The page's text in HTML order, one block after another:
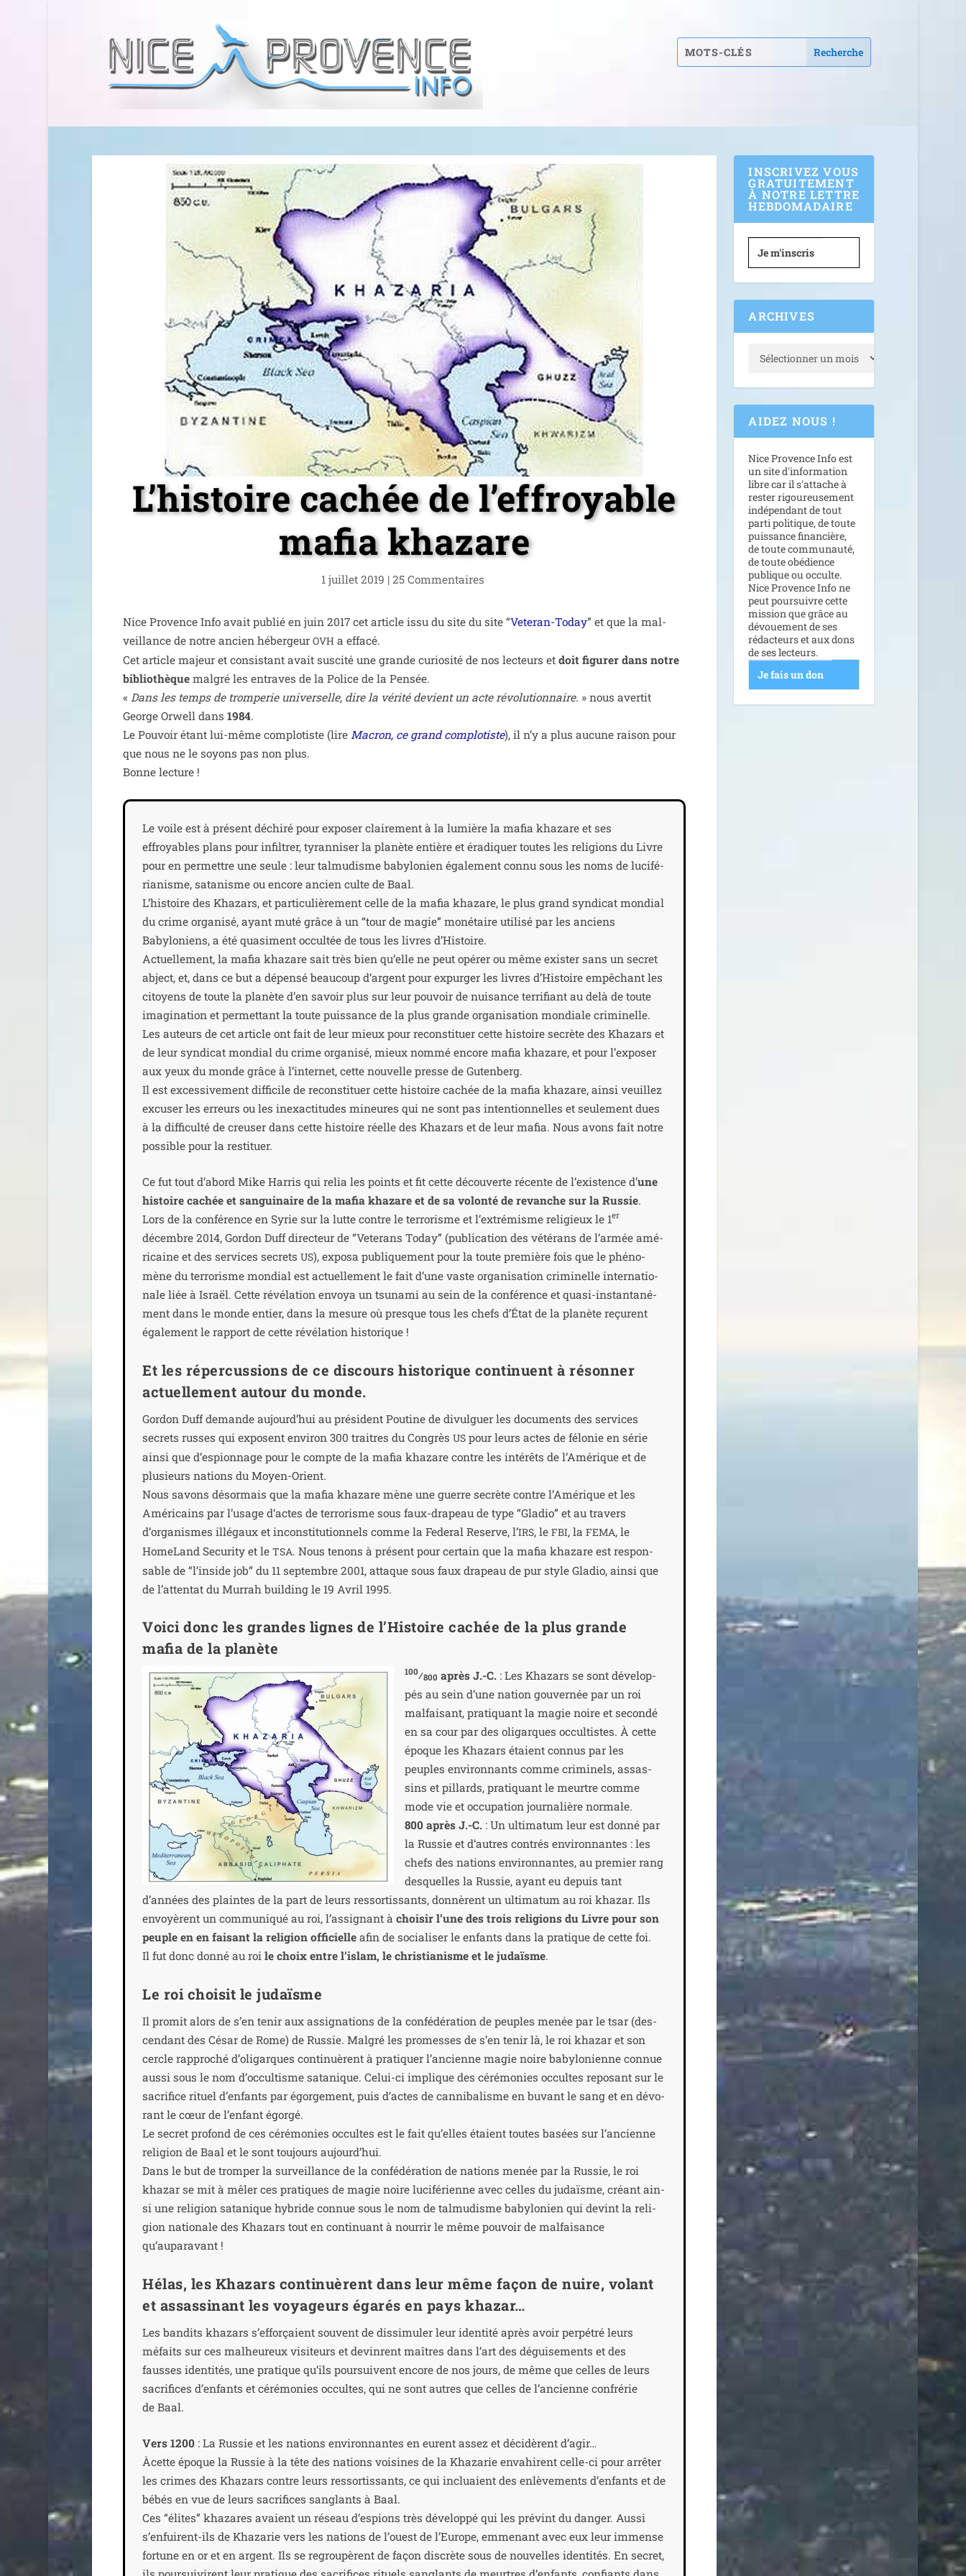
L’histoire cachée de l’effroyable
mafia khazare
1 juillet 2019 |25 Commentaires
Nice Provence Info avait publié en juin 2017 cet article issu du site du site “Veteran-Today” et que la mal­
veillance de notre ancien héber­geurOVH a effa­cé.
Cet article majeur et consis­tant avait sus­ci­té une grande curio­si­té de nos lec­teurs etdoit figu­rer dans notre
biblio­thèque mal­gré les entraves de la Police de la Pensée.
« Dans les temps de trom­pe­rie uni­ver­selle, dire la véri­té devient un acte révo­lu­tion­naire. » nous aver­tit
George Orwell dans1984.
Le Pouvoir étant lui-même com­plo­tiste (lire Macron, ce grand com­plo­tiste), il n’y a plus aucune rai­son pour
que nous ne le soyons pas non plus.
Bonne lec­ture !
Le voile est à pré­sent déchi­ré pour expo­ser clai­re­ment à la lumière la mafia kha­zare et ses
effroyables plans pour infil­trer, tyran­ni­ser la pla­nète entière et éra­di­quer toutes les reli­gions du Livre
pour en per­mettre une seule : leur tal­mu­disme baby­lo­nien éga­le­ment connu sous les noms de luci­fé­
ria­nisme, sata­nisme ou encore ancien culte de Baal.
L’histoire des Khazars, et par­ti­cu­liè­re­ment celle de la mafia kha­zare, le plus grand syn­di­cat mon­dial
du crime orga­ni­sé, ayant muté grâce à un “tour de magie” moné­taire uti­li­sé par les anciens
Babyloniens, a été qua­si­ment occul­tée de tous les livres d’Histoire.
Actuellement, la mafia kha­zare sait très bien qu’elle ne peut opé­rer ou même exis­ter sans un secret
abject, et, dans ce but a dépen­sé beau­coup d’argent pour expur­ger les livres d’Histoire empê­chant les
citoyens de toute la pla­nète d’en savoir plus sur leur pou­voir de nui­sance ter­ri­fiant au delà de toute
ima­gi­na­tion et per­met­tant la toute puis­sance de la plus grande orga­ni­sa­tion mon­diale cri­mi­nelle.
Les auteurs de cet article ont fait de leur mieux pour recons­ti­tuer cette his­toire secrète des Khazars et
de leur syn­di­cat mon­dial du crime orga­ni­sé, mieux nom­mé encore mafia kha­zare, et pour l’exposer
aux yeux du monde grâce à l’internet, cette nou­velle presse de Gutenberg.
Il est exces­si­ve­ment dif­fi­cile de recons­ti­tuer cette his­toire cachée de la mafia kha­zare, ain­si veuillez
excu­ser les erreurs ou les inexac­ti­tudes mineures qui ne sont pas inten­tion­nelles et seule­ment dues
à la dif­fi­cul­té de creu­ser dans cette his­toire réelle des Khazars et de leur mafia. Nous avons fait notre
pos­sible pour la restituer.
Ce fut tout d’abord Mike Harris qui relia les points et fit cette décou­verte récente de l’existence d’une
his­toire cachée et san­gui­naire de la mafia kha­zare et de sa volon­té de revanche sur la Russie.
Lors de la confé­rence en Syrie sur la lutte contre le ter­ro­risme et l’extrémisme reli­gieux le 1er
décembre 2014, Gordon Duff direc­teur de “Veterans Today” (publi­ca­tion des vété­rans de l’armée amé­
ri­caine et des ser­vices secretsUS), expo­sa publi­que­ment pour la toute pre­mière fois que le phé­no­
mène du ter­ro­risme mon­dial est actuel­le­ment le fait d’une vaste orga­ni­sa­tion cri­mi­nelle inter­na­tio­
nale liée à Israël. Cette révé­la­tion envoya un tsu­na­mi au sein de la confé­rence et qua­si-ins­tan­ta­né­
ment dans le monde entier, dans la mesure où presque tous les chefs d’État de la pla­nète reçurent
éga­le­ment le rap­port de cette révé­la­tion historique !
Et les répercussions de ce discours historique continuent à résonner
actuellement autour du monde.
Gordon Duff demande aujourd’hui au pré­sident Poutine de divul­guer les docu­ments des ser­vices
secrets russes qui exposent envi­ron 300 traitres du CongrèsUS pour leurs actes de félo­nie en série
ain­si que d’espionnage pour le compte de la mafia kha­zare contre les inté­rêts de l’Amérique et de
plu­sieurs nations du Moyen-Orient.
Nous savons désor­mais que la mafia kha­zare mène une guerre secrète contre l’Amérique et les
Américains par l’usage d‘actes de ter­ro­risme sous faux-dra­peau de type “Gladio” et au tra­vers
d’organismes illé­gaux et incons­ti­tu­tion­nels comme la Federal Reserve, l’IRS, leFBI, laFEMA, le
HomeLand Security et leTSA. Nous tenons à pré­sent pour cer­tain que la mafia kha­zare est res­pon­
sable de “l’inside job” du 11 sep­tembre 2001, attaque sous faux dra­peau de pur style Gladio, ain­si que
de l’attentat du Murrah buil­ding le 19 Avril 1995.
Voici donc les grandes lignes de l’Histoire cachée de la plus grande
mafia de la planète
100⁄800 après J.-C. : Les Khazars se sont déve­lop­
pés au sein d’une nation gou­ver­née par un roi
mal­fai­sant, pra­ti­quant la magie noire et secon­dé
en sa cour par des oli­garques occul­tistes. À cette
époque les Khazars étaient connus par les
peuples envi­ron­nants comme cri­mi­nels, assas­
sins et pillards, pra­ti­quant le meurtre comme
mode vie et occu­pa­tion jour­na­lière nor­male.
800 après J.-C. : Un ulti­ma­tum leur est don­né par
la Russie et d’autres contrés envi­ron­nantes : les
chefs des nations envi­ron­nantes, au pre­mier rang
des­quelles la Russie, ayant eu depuis tant
d’années des plaintes de la part de leurs res­sor­tis­sants, don­nèrent un ulti­ma­tum au roi kha­zar. Ils
envoyèrent un com­mu­ni­qué au roi, l’assignant àchoi­sir l’une des trois reli­gions du Livre pour son
peuple en en fai­sant la reli­gion offi­cielle afin de socia­li­ser le enfants dans la pra­tique de cette foi.
Il fut donc don­né au roile choix entre l’islam, le chris­tia­nisme et le judaïsme.
Le roi choisit le judaïsme
Il pro­mit alors de s’en tenir aux assi­gna­tions de la confé­dé­ra­tion de peuples menée par le tsar (des­
cen­dant des César de Rome) de Russie. Malgré les pro­messes de s’en tenir là, le roi kha­zar et son
cercle rap­pro­ché d’oligarques conti­nuèrent à pra­ti­quer l’ancienne magie noire baby­lo­nienne connue
aus­si sous le nom d’occultisme sata­nique. Celui-ci implique des céré­mo­nies occultes repo­sant sur le
sacri­fice rituel d’enfants par égor­ge­ment, puis d’actes de can­ni­ba­lisme en buvant le sang et en dévo­
rant le cœur de l’enfant égor­gé.
Le secret pro­fond de ces céré­mo­nies occultes est le fait qu’elles étaient toutes basées sur l’ancienne
reli­gion de Baal et le sont tou­jours aujourd’hui.
Dans le but de trom­per la sur­veillance de la confé­dé­ra­tion de nations menée par la Russie, le roi
kha­zar se mit à mêler ces pra­tiques de magie noire luci­fé­rienne avec celles du judaïsme, créant ain­
si une reli­gion sata­nique hybride connue sous le nom de tal­mu­disme baby­lo­nien qui devint la reli­
gion natio­nale des Khazars tout en conti­nuant à nour­rir le même pou­voir de mal­fai­sance
qu’auparavant !
Hélas, les Khazars continuèrent dans leur même façon de nuire, volant
et assassinant les voyageurs égarés en pays khazar…
Les ban­dits kha­zars s’efforçaient sou­vent de dis­si­mu­ler leur iden­ti­té après avoir per­pé­tré leurs
méfaits sur ces mal­heu­reux visi­teurs et devinrent maîtres dans l’art des dégui­se­ments et des
fausses iden­ti­tés, une pra­tique qu’ils pour­suivent encore de nos jours, de même que celles de leurs
sacri­fices d’enfants et céré­mo­nies occultes, qui ne sont autres que celles de l’ancienne confré­rie
de Baal.
Vers 1200 : La Russie et les nations envi­ron­nantes en eurent assez et déci­dèrent d’agir…
Àcette époque la Russie à la tête des nations voi­sines de la Khazarie enva­hirent celle-ci pour arrê­ter
les crimes des Khazars contre leurs res­sor­tis­sants, ce qui incluaient des enlè­ve­ments d’enfants et de
bébés en vue de leurs sacri­fices san­glants à Baal.
Ces “élites” kha­zares avaient un réseau d’espions très déve­lop­pé qui les pré­vint du dan­ger. Aussi
s’enfuirent-ils de Khazarie vers les nations de l’ouest de l’Europe, emme­nant avec eux leur immense
for­tune en or et en argent. Ils se regrou­pèrent de façon dis­crète sous de nou­velles iden­ti­tés. En secret,
INSCRIVEZ VOUS
GRATUITEMENT
À NOTRE LETTRE
HEBDOMADAIRE
Je m'inscris
ARCHIVES
AIDEZ NOUS !
Nice Provence Info est
un site d'information
libre car il s'attache à
rester rigoureusement
indépendant de tout
parti politique, de toute
puissance financière,
de toute communauté,
de toute obédience
publique ou occulte.
Nice Provence Info ne
peut poursuivre cette
mission que grâce au
dévouement de ses
rédacteurs et aux dons
de ses lecteurs.
Je fais un don